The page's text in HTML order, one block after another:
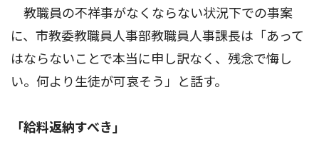
教職員の不祥事がなくならない状況下での事案
に、市教委教職員人事部教職員人事課長は「あって
はならないことで本当に申し訳なく、残念で悔し
い。何より生徒が可哀そう」と話す。
「給料返納すべき」